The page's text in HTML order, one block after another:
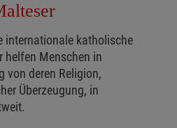
internationale katholische
Menschen in
von deren Religion,
Überzeugung, in